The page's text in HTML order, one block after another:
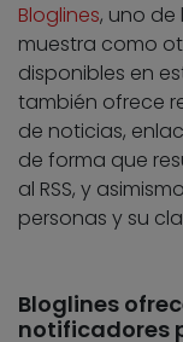
Bloglines, uno de
muestra como
disponibles en
también ofrece
de noticias,
de forma que
al RSS, y
personas y su
Bloglines
notificadores